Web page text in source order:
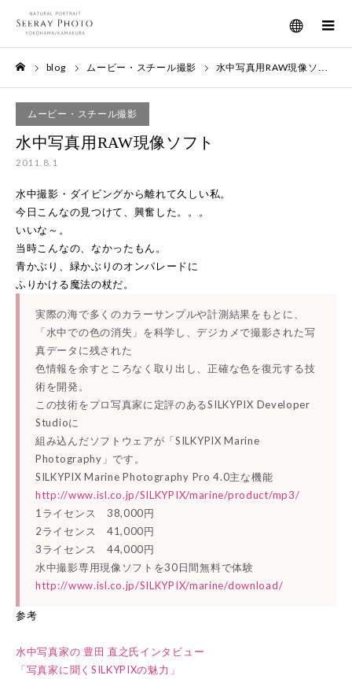
メニュー
blog ムービー・スチール撮影 水中写真用RAW現像ソフト
ムービー・スチール撮影
水中写真用RAW現像ソフト
2011.8.1
水中撮影・ダイビングから離れて久しい私。
今日こんなの見つけて、興奮した。。。
いいな～。
当時こんなの、なかったもん。
青かぶり、緑かぶりのオンパレードに
ふりかける魔法の杖だ。
実際の海で多くのカラーサンプルや計測結果をもとに、
「水中での色の消失」を科学し、デジカメで撮影された写
真データに残された
色情報を余すところなく取り出し、正確な色を復元する技
術を開発。
この技術をプロ写真家に定評のあるSILKYPIX Developer
Studioに
組み込んだソフトウェアが「SILKYPIX Marine
Photography」です。
SILKYPIX Marine Photography Pro 4.0主な機能
http://www.isl.co.jp/SILKYPIX/marine/product/mp3/
1ライセンス 38,000円
2ライセンス 41,000円
3ライセンス 44,000円
水中撮影専用現像ソフトを30日間無料で体験
http://www.isl.co.jp/SILKYPIX/marine/download/
参考
水中写真家の 豊田 直之氏インタビュー
「写真家に聞くSILKYPIXの魅力」